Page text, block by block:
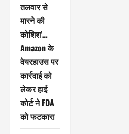
तलवार से
मारने की
कोशिश’…
Amazon के
वेयरहाउस पर
कार्रवाई को
लेकर हाई
कोर्ट ने FDA
को फटकारा